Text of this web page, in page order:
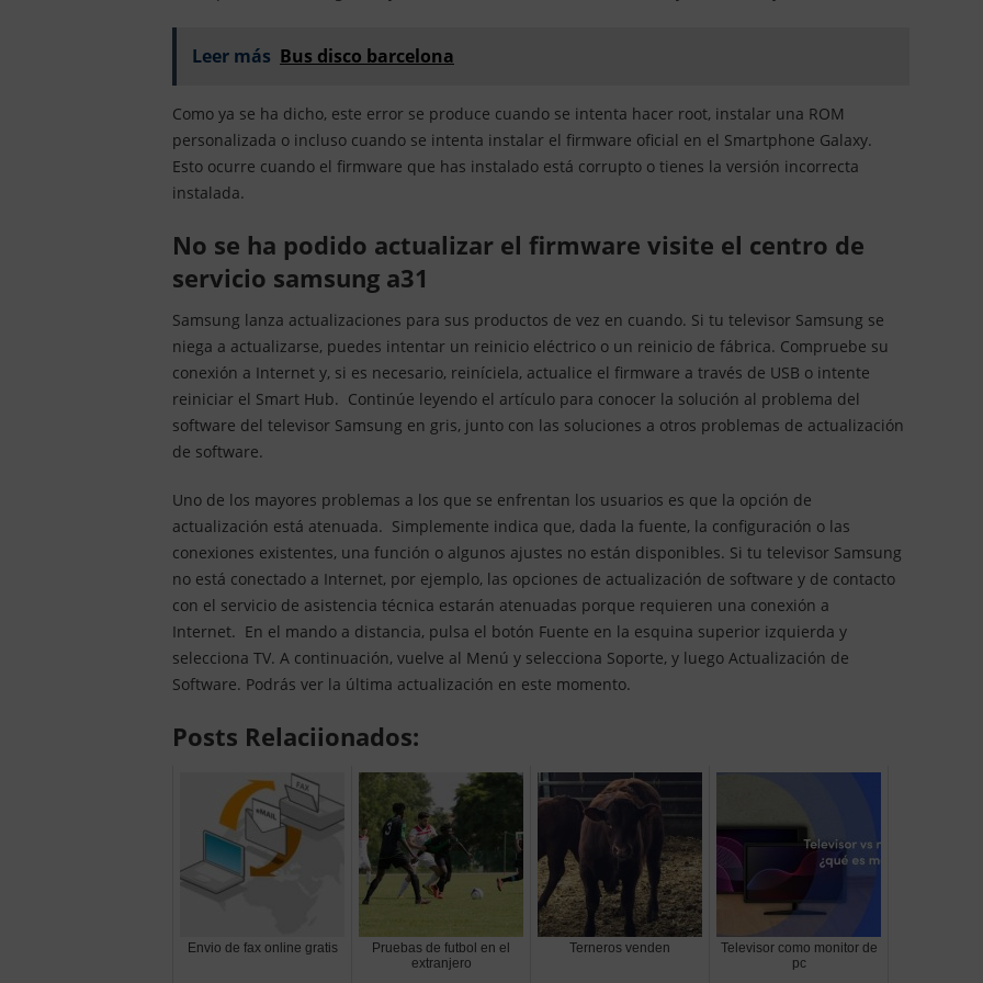
Leer más Bus disco barcelona
Como ya se ha dicho, este error se produce cuando se intenta hacer root, instalar una ROM
personalizada o incluso cuando se intenta instalar el firmware oficial en el Smartphone Galaxy.
Esto ocurre cuando el firmware que has instalado está corrupto o tienes la versión incorrecta
instalada.
No se ha podido actualizar el firmware visite el centro de
servicio samsung a31
Samsung lanza actualizaciones para sus productos de vez en cuando. Si tu televisor Samsung se
niega a actualizarse, puedes intentar un reinicio eléctrico o un reinicio de fábrica. Compruebe su
conexión a Internet y, si es necesario, reiníciela, actualice el firmware a través de USB o intente
reiniciar el Smart Hub. Continúe leyendo el artículo para conocer la solución al problema del
software del televisor Samsung en gris, junto con las soluciones a otros problemas de actualización
de software.
Uno de los mayores problemas a los que se enfrentan los usuarios es que la opción de
actualización está atenuada. Simplemente indica que, dada la fuente, la configuración o las
conexiones existentes, una función o algunos ajustes no están disponibles. Si tu televisor Samsung
no está conectado a Internet, por ejemplo, las opciones de actualización de software y de contacto
con el servicio de asistencia técnica estarán atenuadas porque requieren una conexión a
Internet. En el mando a distancia, pulsa el botón Fuente en la esquina superior izquierda y
selecciona TV. A continuación, vuelve al Menú y selecciona Soporte, y luego Actualización de
Software. Podrás ver la última actualización en este momento.
Posts Relaciionados:
Envio de fax online gratis
Pruebas de futbol en el
extranjero
Terneros venden
Televisor como monitor de
pc